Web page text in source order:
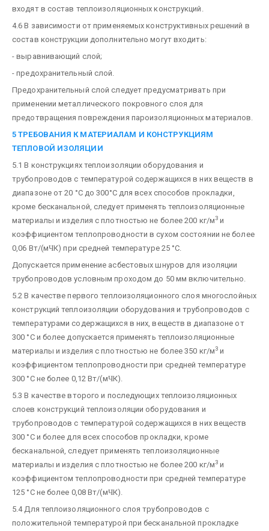
входят в состав теплоизоляционных конструкций.
4.6 В зависимости от применяемых конструктивных решений в
состав конструкции дополнительно могут входить:
- выравнивающий слой;
- предохранительный слой.
Предохранительный слой следует предусматривать при
применении металлического покровного слоя для
предотвращения повреждения пароизоляционных материалов.
5 ТРЕБОВАНИЯ К МАТЕРИАЛАМ И КОНСТРУКЦИЯМ
ТЕПЛОВОЙ ИЗОЛЯЦИИ
5.1 В конструкциях теплоизоляции оборудования и
трубопроводов с температурой содержащихся в них веществ в
диапазоне от 20 °С до 300°С для всех способов прокладки,
кроме бесканальной, следует применять теплоизоляционные
материалы и изделия с плотностью не более 200 кг/м3 и
коэффициентом теплопроводности в сухом состоянии не более
0,06 Вт/(мЧК) при средней температуре 25 °С.
Допускается применение асбестовых шнуров для изоляции
трубопроводов условным проходом до 50 мм включительно.
5.2 В качестве первого теплоизоляционного слоя многослойных
конструкций теплоизоляции оборудования и трубопроводов с
температурами содержащихся в них, веществ в диапазоне от
300 °С и более допускается применять теплоизоляционные
материалы и изделия с плотностью не более 350 кг/м3 и
коэффициентом теплопроводности при средней температуре
300 °С не более 0,12 Вт/(мЧК).
5.3 В качестве второго и последующих теплоизоляционных
слоев конструкций теплоизоляции оборудования и
трубопроводов с температурой содержащихся в них веществ
300 °С и более для всех способов прокладки, кроме
бесканальной, следует применять теплоизоляционные
материалы и изделия с плотностью не более 200 кг/м3 и
коэффициентом теплопроводности при средней температуре
125 °С не более 0,08 Вт/(мЧК).
5.4 Для теплоизоляционного слоя трубопроводов с
положительной температурой при бесканальной прокладке